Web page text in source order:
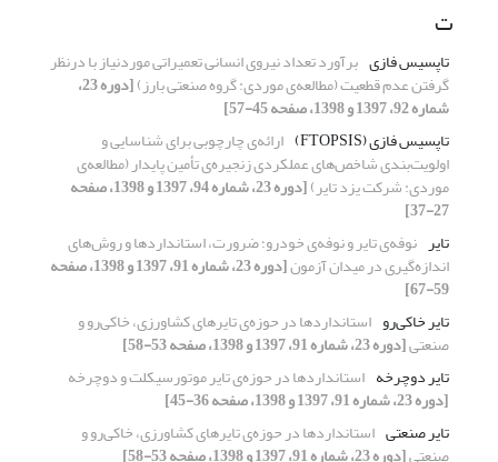
ت
تاپسیس فازی برآورد تعداد نیروی انسانی تعمیراتی موردنیاز با درنظر
گرفتن عدم قطعیت (مطالعه‌ی موردی: گروه صنعتی بارز) [دوره 23،
شماره 92، 1397 و 1398، صفحه 45-57]
تاپسیس فازی (FTOPSIS)
ارائه‌ی چارچوبی برای شناسایی و
اولویت‌بندی شاخص‌های عملکردی زنجیره‌ی تأمین پایدار (مطالعه‌ی
موردی: شرکت یزد تایر) [دوره 23، شماره 94، 1397 و 1398، صفحه
27-37]
تایر نوفه‌ی تایر و نوفه‌ی خودرو؛ ضرورت، استانداردها و روش‌های
اندازه‌گیری در میدان آزمون [دوره 23، شماره 91، 1397 و 1398، صفحه
59-67]
تایر خاکی‌رو استانداردها در حوزه‌ی تایرهای کشاورزی، خاکی‌رو و
صنعتی[دوره 23، شماره 91، 1397 و 1398، صفحه 53-58]
تایر دوچرخه استانداردها در حوزه‌ی تایر موتورسیکلت و دوچرخه
[دوره 23، شماره 91، 1397 و 1398، صفحه 36-45]
تایر صنعتی استانداردها در حوزه‌ی تایرهای کشاورزی، خاکی‌رو و
صنعتی[دوره 23، شماره 91، 1397 و 1398، صفحه 53-58]